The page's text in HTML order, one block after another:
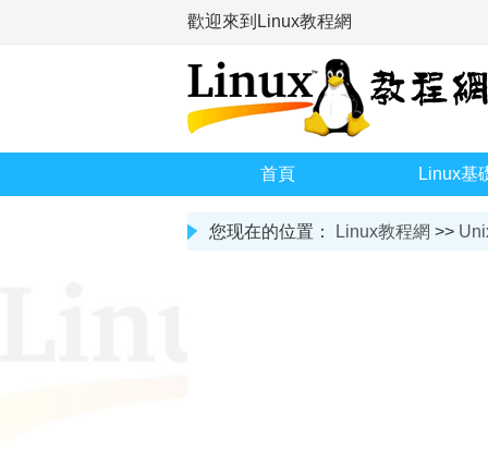
歡迎來到Linux教程網
首頁 Linux基
您现在的位置： Linux教程網 >>